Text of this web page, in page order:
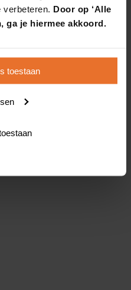
Door op ‘Alle
ga je hiermee akkoord.
toestaan